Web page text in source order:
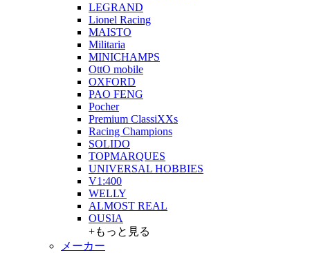
LEGRAND
Lionel Racing
MAISTO
Militaria
MINICHAMPS
OttO mobile
OXFORD
PAO FENG
Pocher
Premium ClassiXXs
Racing Champions
SOLIDO
TOPMARQUES
UNIVERSAL HOBBIES
V1:400
WELLY
ALMOST REAL
OUSIA
+もっと見る
メーカー